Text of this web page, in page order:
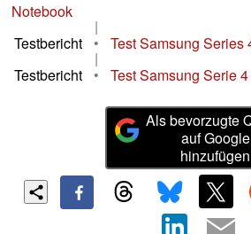
Notebook
|
Testbericht
• Test Samsung
|
Testbericht
• Test Samsung Serie
Als bevorzugte
auf Google
hinzufügen